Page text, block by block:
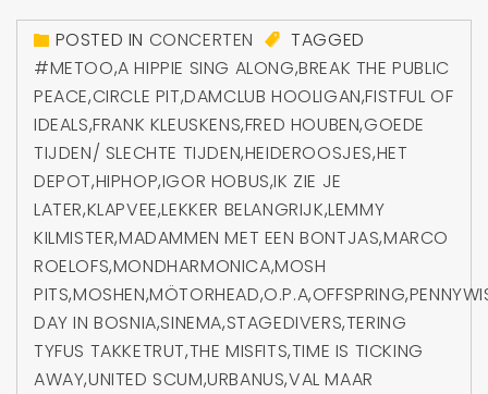
POSTED IN CONCERTEN
TAGGED
#METOO,A HIPPIE SING ALONG,BREAK THE PUBLIC
PEACE,CIRCLE PIT,DAMCLUB HOOLIGAN,FISTFUL OF
IDEALS,FRANK KLEUSKENS,FRED HOUBEN,GOEDE
TIJDEN/ SLECHTE TIJDEN,HEIDEROOSJES,HET
DEPOT,HIPHOP,IGOR HOBUS,IK ZIE JE
LATER,KLAPVEE,LEKKER BELANGRIJK,LEMMY
KILMISTER,MADAMMEN MET EEN BONTJAS,MARCO
ROELOFS,MONDHARMONICA,MOSH
PITS,MOSHEN,MÖTORHEAD,O.P.A,OFFSPRING,
DAY IN BOSNIA,SINEMA,STAGEDIVERS,TERING
TYFUS TAKKETRUT,THE MISFITS,TIME IS TICKING
AWAY,UNITED SCUM,URBANUS,VAL MAAR